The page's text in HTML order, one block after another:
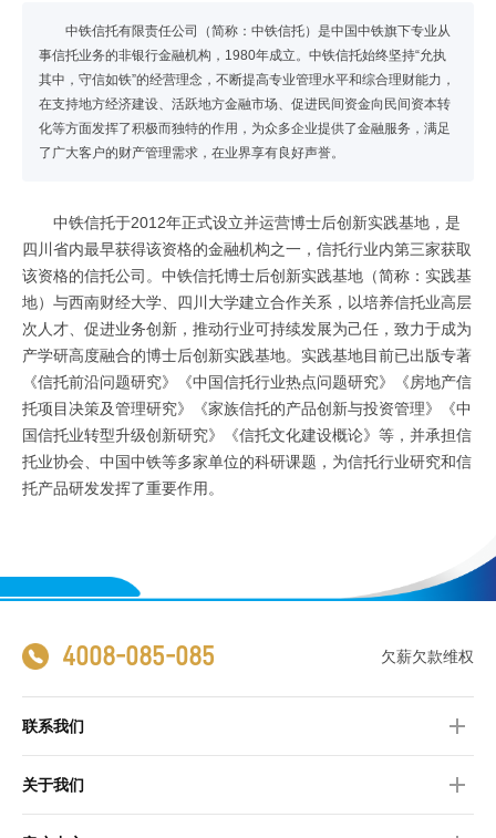
中铁信托有限责任公司（简称：中铁信托）是中国中铁旗下专业从
事信托业务的非银行金融机构，1980年成立。中铁信托始终坚持“允执
其中，守信如铁”的经营理念，不断提高专业管理水平和综合理财能力，
在支持地方经济建设、活跃地方金融市场、促进民间资金向民间资本转
化等方面发挥了积极而独特的作用，为众多企业提供了金融服务，满足
了广大客户的财产管理需求，在业界享有良好声誉。
中铁信托于2012年正式设立并运营博士后创新实践基地，是
四川省内最早获得该资格的金融机构之一，信托行业内第三家获取
该资格的信托公司。中铁信托博士后创新实践基地（简称：实践基
地）与西南财经大学、四川大学建立合作关系，以培养信托业高层
次人才、促进业务创新，推动行业可持续发展为己任，致力于成为
产学研高度融合的博士后创新实践基地。实践基地目前已出版专著
《信托前沿问题研究》《中国信托行业热点问题研究》《房地产信
托项目决策及管理研究》《家族信托的产品创新与投资管理》《中
国信托业转型升级创新研究》《信托文化建设概论》等，并承担信
托业协会、中国中铁等多家单位的科研课题，为信托行业研究和信
托产品研发发挥了重要作用。
4008-085-085 欠薪欠款维权
联系我们
关于我们